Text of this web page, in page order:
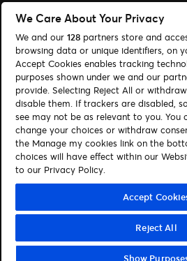
Zoeken
Cookies beheren
Contact
Cookiebeleid
Volg ons
Visit Facebook (opens in a new
Visit Instagram (opens in a
Visit Tiktok (opens
Visit LinkedIn
© Ticketmaster 2026
We Care About Your Privacy
We and our 128 partners store and
browsing data or unique identifiers, on
Accept Cookies enables tracking
purposes shown under we and our
provide. Selecting Reject All or
disable them. If trackers are disabled,
see may not be as relevant to you. You
change your choices or withdraw
the Manage my cookies link on the
choices will have effect within our
to our Privacy Policy.
Accept
Reject All
Show